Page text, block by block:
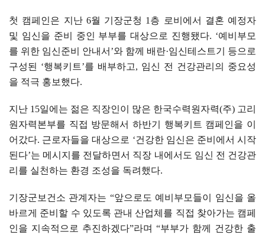
첫 캠페인은 지난 6월 기장군청 1 층 로비에서 결혼 예정자
및 임신을 준비 중인 부부를 대상으로 진행됐다. ‘예비부모
를 위한 임신준비 안내서 ’와 함께 배란·임신테스트기 등으로
구성된 ‘행복키트’를 배부하고, 임신 전 건강관리의 중요성
을 적극 홍보했다.
지난 15일에는 젊은 직장인이 많은 한국수력원자력(주) 고리
원자력본부를 직접 방문해서 하반기 행복키트 캠페인을 이
어갔다. 근로자들을 대상으로 ‘건강한 임신은 준비에서 시작
된다’는 메시지를 전달하면서 직장 내에서도 임신 전 건강관
리를 실천하는 환경 조성을 독려했다.
기장군보건소 관계자는 “앞으로도 예비부모들이 임신을 올
바르게 준비할 수 있도록 관내 산업체를 직접 찾아가는 캠페
인을 지속적으로 추진하겠다”라며 “부부가 함께 건강한 출